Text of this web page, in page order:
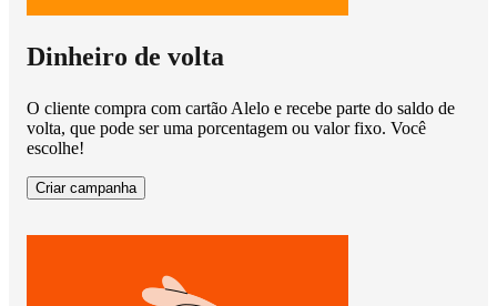
Dinheiro de volta
O cliente compra com cartão Alelo e recebe parte do saldo de
volta, que pode ser uma porcentagem ou valor fixo. Você
escolhe!
Criar campanha